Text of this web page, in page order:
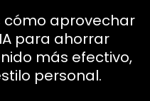
cómo aprovechar
para ahorrar
más efectivo,
personal.